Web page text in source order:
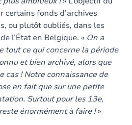
certains fonds d’archives
ou plutôt oubliés, dans les
l’État en Belgique. « On a
tout ce qui concerne la période
et bien archivé, alors que
cas ! Notre connaissance de
en fait que sur une petite
Surtout pour les 13e,
énormément à faire !»